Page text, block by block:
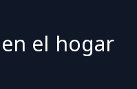
el hogar